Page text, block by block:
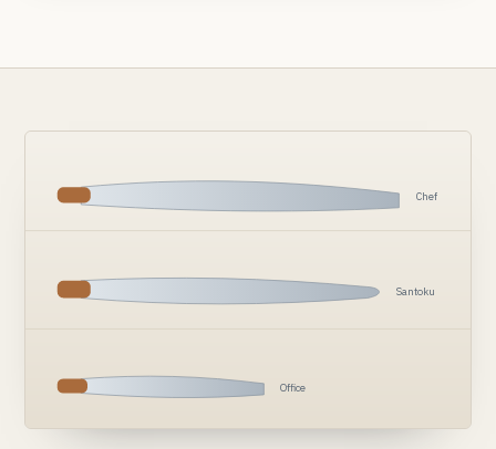
Chef
Santoku
Office